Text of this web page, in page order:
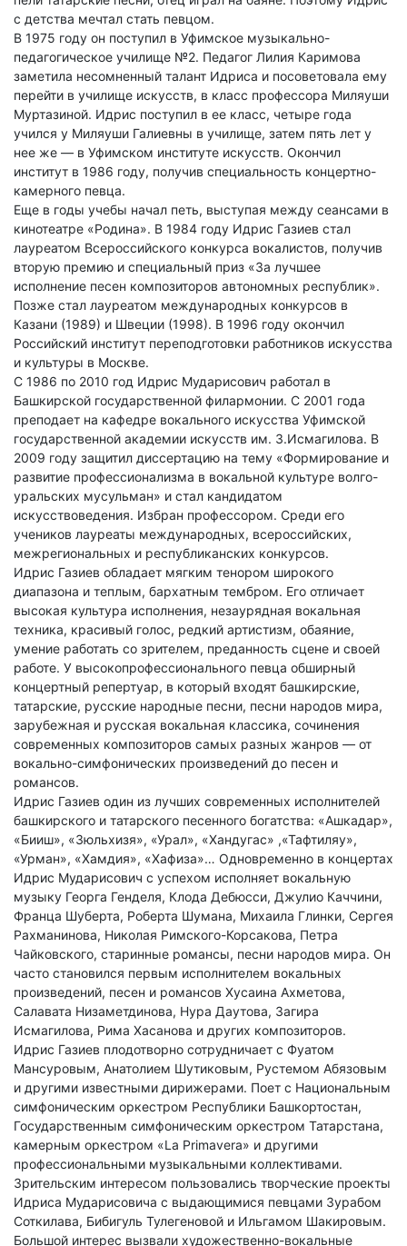
с детства мечтал стать певцом.
В 1975 году он поступил в Уфимское музыкально-
педагогическое училище №2. Педагог Лилия Каримова
заметила несомненный талант Идриса и посоветовала ему
перейти в училище искусств, в класс профессора Миляуши
Муртазиной. Идрис поступил в ее класс, четыре года
учился у Миляуши Галиевны в училище, затем пять лет у
нее же — в Уфимском институте искусств. Окончил
институт в 1986 году, получив специальность концертно-
камерного певца.
Еще в годы учебы начал петь, выступая между сеансами в
кинотеатре «Родина». В 1984 году Идрис Газиев стал
лауреатом Всероссийского конкурса вокалистов, получив
вторую премию и специальный приз «За лучшее
исполнение песен композиторов автономных республик».
Позже стал лауреатом международных конкурсов в
Казани (1989) и Швеции (1998). В 1996 году окончил
Российский институт переподготовки работников искусства
и культуры в Москве.
С 1986 по 2010 год Идрис Мударисович работал в
Башкирской государственной филармонии. С 2001 года
преподает на кафедре вокального искусства Уфимской
государственной академии искусств им. З.Исмагилова. В
2009 году защитил диссертацию на тему «Формирование и
развитие профессионализма в вокальной культуре волго-
уральских мусульман» и стал кандидатом
искусствоведения. Избран профессором. Среди его
учеников лауреаты международных, всероссийских,
межрегиональных и республиканских конкурсов.
Идрис Газиев обладает мягким тенором широкого
диапазона и теплым, бархатным тембром. Его отличает
высокая культура исполнения, незаурядная вокальная
техника, красивый голос, редкий артистизм, обаяние,
умение работать со зрителем, преданность сцене и своей
работе. У высокопрофессионального певца обширный
концертный репертуар, в который входят башкирские,
татарские, русские народные песни, песни народов мира,
зарубежная и русская вокальная классика, сочинения
современных композиторов самых разных жанров — от
вокально-симфонических произведений до песен и
романсов.
Идрис Газиев один из лучших современных исполнителей
башкирского и татарского песенного богатства: «Ашкадар»,
«Бииш», «Зюльхизя», «Урал», «Хандугас» ,«Тафтиляу»,
«Урман», «Хамдия», «Хафиза»… Одновременно в концертах
Идрис Мударисович с успехом исполняет вокальную
музыку Георга Генделя, Клода Дебюсси, Джулио Каччини,
Франца Шуберта, Роберта Шумана, Михаила Глинки, Сергея
Рахманинова, Николая Римского-Корсакова, Петра
Чайковского, старинные романсы, песни народов мира. Он
часто становился первым исполнителем вокальных
произведений, песен и романсов Хусаина Ахметова,
Салавата Низаметдинова, Нура Даутова, Загира
Исмагилова, Рима Хасанова и других композиторов.
Идрис Газиев плодотворно сотрудничает с Фуатом
Мансуровым, Анатолием Шутиковым, Рустемом Абязовым
и другими известными дирижерами. Поет с Национальным
симфоническим оркестром Республики Башкортостан,
Государственным симфоническим оркестром Татарстана,
камерным оркестром «La Primavera» и другими
профессиональными музыкальными коллективами.
Зрительским интересом пользовались творческие проекты
Идриса Мударисовича с выдающимися певцами Зурабом
Соткилава, Бибигуль Тулегеновой и Ильгамом Шакировым.
Большой интерес вызвали художественно-вокальные